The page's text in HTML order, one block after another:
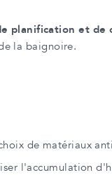
planification et de
la baignoire.
de matériaux
l'accumulation